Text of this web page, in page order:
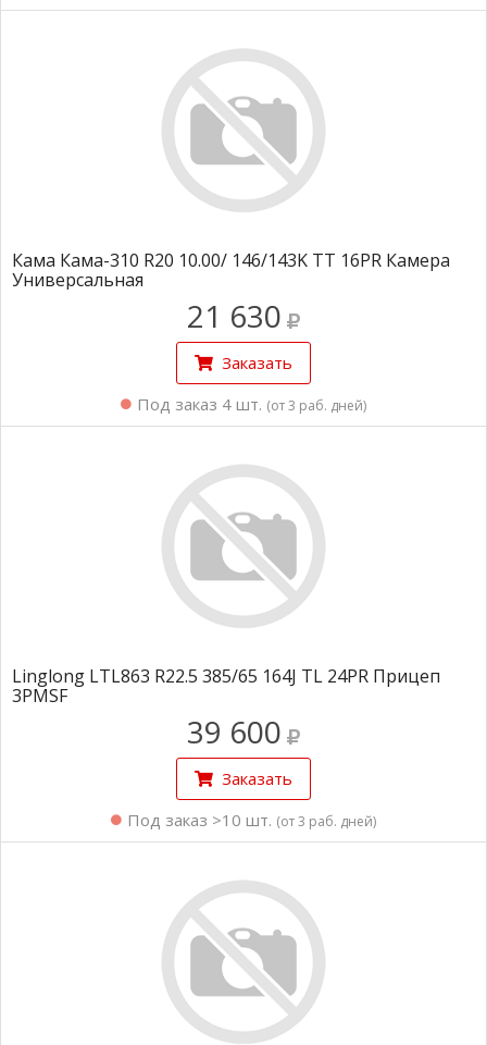
Кама Кама-310 R20 10.00/ 146/143K TT 16PR Камера
Универсальная
21 630
Заказать
Под заказ 4 шт. (от 3 раб. дней)
Linglong LTL863 R22.5 385/65 164J TL 24PR Прицеп
3PMSF
39 600
Заказать
Под заказ >10 шт. (от 3 раб. дней)